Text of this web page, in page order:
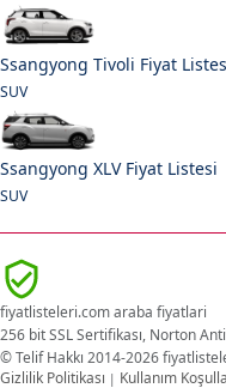
Ssangyong Tivoli Fiyat
SUV
Ssangyong XLV Fiyat Listesi
SUV
fiyatlisteleri.com araba fiyatlari
256 bit SSL Sertifikası, Norton
© Telif Hakkı 2014-2026
Gizlilik Politikası | Kullanım